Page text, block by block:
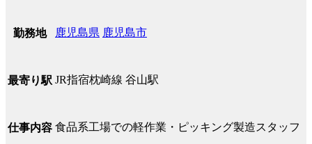
勤務地 鹿児島県 鹿児島市
最寄り駅 JR指宿枕崎線 谷山駅
仕事内容 食品系工場での軽作業・ピッキング製造スタッフ